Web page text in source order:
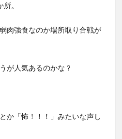
。
肉強食なのか場所取り合戦が
が人気あるのかな？
か「怖！！！」みたいな声し